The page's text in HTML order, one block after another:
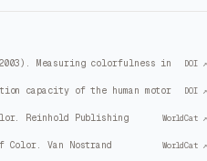
Measuring colorfulness in
DOI ↗
capacity of the human motor
DOI ↗
Reinhold Publishing
WorldCat ↗
Van Nostrand
WorldCat ↗